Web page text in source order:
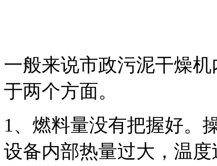
一般来说市政污泥干燥
于两个方面。
1、燃料量没有把握好。
设备内部热量过大，温